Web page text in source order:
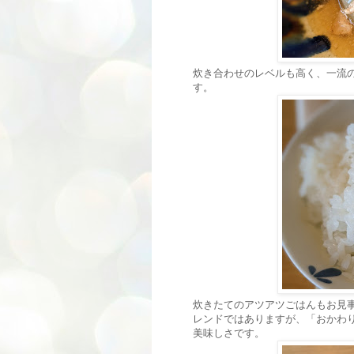
炊き合わせのレベルも高く、一流
す。
炊きたてのアツアツごはんもお見
レンドではありますが、「おかわ
美味しさです。